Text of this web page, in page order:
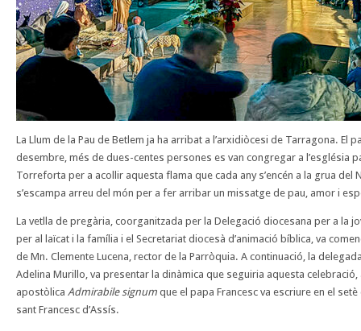
La Llum de la Pau de Betlem ja ha arribat a l’arxidiòcesi de Tarragona. El
desembre, més de dues-centes persones es van congregar a l’església
Torreforta per a acollir aquesta flama que cada any s’encén a la grua del
s’escampa arreu del món per a fer arribar un missatge de pau, amor i
La vetlla de pregària, coorganitzada per la Delegació diocesana per a la
per al laïcat i la família i el Secretariat diocesà d’animació bíblica, va
de Mn. Clemente Lucena, rector de la Parròquia. A continuació, la
Adelina Murillo, va presentar la dinàmica que seguiria aquesta celebració,
apostòlica Admirabile signum que el papa Francesc va escriure en el
sant Francesc d’Assís.